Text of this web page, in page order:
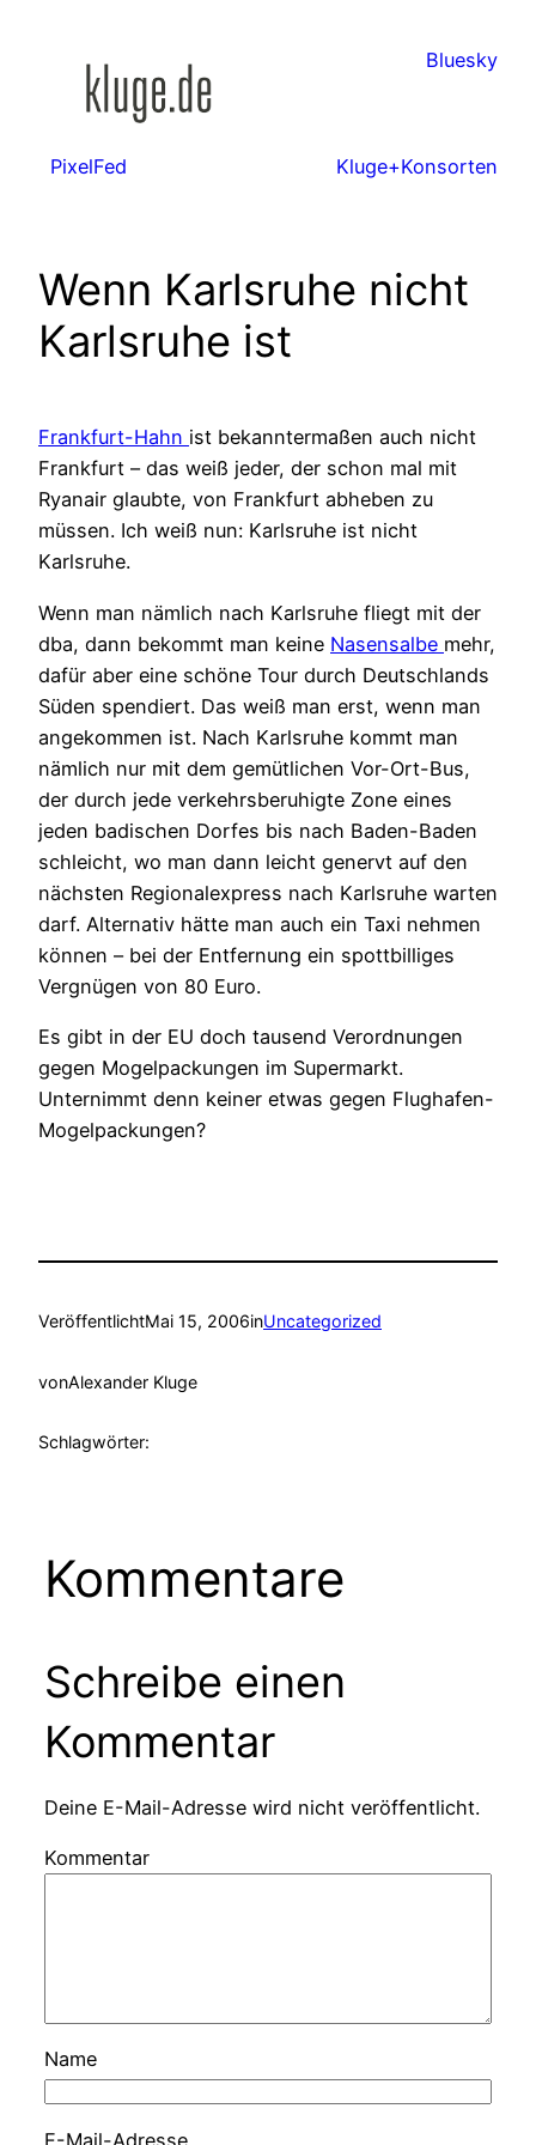
Bluesky
PixelFed Kluge+Konsorten
Wenn Karlsruhe nicht
Karlsruhe ist
Frankfurt-Hahn ist bekanntermaßen auch nicht
Frankfurt – das weiß jeder, der schon mal mit
Ryanair glaubte, von Frankfurt abheben zu
müssen. Ich weiß nun: Karlsruhe ist nicht
Karlsruhe.
Wenn man nämlich nach Karlsruhe fliegt mit der
dba, dann bekommt man keine Nasensalbe mehr,
dafür aber eine schöne Tour durch Deutschlands
Süden spendiert. Das weiß man erst, wenn man
angekommen ist. Nach Karlsruhe kommt man
nämlich nur mit dem gemütlichen Vor-Ort-Bus,
der durch jede verkehrsberuhigte Zone eines
jeden badischen Dorfes bis nach Baden-Baden
schleicht, wo man dann leicht genervt auf den
nächsten Regionalexpress nach Karlsruhe warten
darf. Alternativ hätte man auch ein Taxi nehmen
können – bei der Entfernung ein spottbilliges
Vergnügen von 80 Euro.
Es gibt in der EU doch tausend Verordnungen
gegen Mogelpackungen im Supermarkt.
Unternimmt denn keiner etwas gegen Flughafen-
Mogelpackungen?
VeröffentlichtMai 15, 2006inUncategorized
vonAlexander Kluge
Schlagwörter:
Kommentare
Schreibe einen
Kommentar
Deine E-Mail-Adresse wird nicht veröffentlicht.
Kommentar
Name
E-Mail-Adresse